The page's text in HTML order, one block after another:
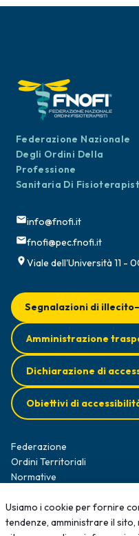
Federazione Nazionale
Degli Ordini Della
Professione
Sanitaria Di
info@fnofi.it
fnofi@pec.fnofi.it
Viale dell'Università 11 -
Federazione
Ordini Territoriali
Normative
Opportunità professionali
Formazione
Segnalazioni di
Amministrazione
Dichiarazione di
Obiettivi di
Usiamo i cookie per fornire
tendenze, amministrare il